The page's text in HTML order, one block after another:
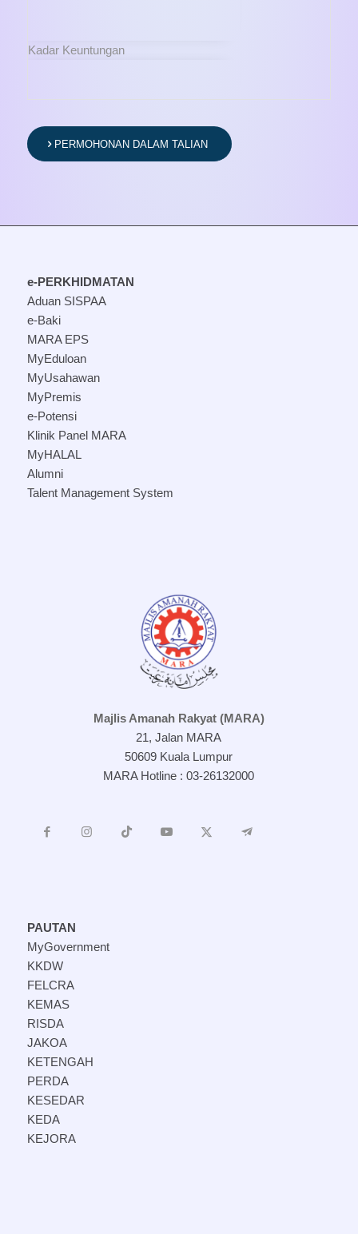
Kadar Keuntungan
PERMOHONAN DALAM TALIAN
e-PERKHIDMATAN
Aduan SISPAA
e-Baki
MARA EPS
MyEduloan
MyUsahawan
MyPremis
e-Potensi
Klinik Panel MARA
MyHALAL
Alumni
Talent Management System
Majlis Amanah Rakyat (MARA)
21, Jalan MARA
50609 Kuala Lumpur
MARA Hotline : 03-26132000
PAUTAN
MyGovernment
KKDW
FELCRA
KEMAS
RISDA
JAKOA
KETENGAH
PERDA
KESEDAR
KEDA
KEJORA